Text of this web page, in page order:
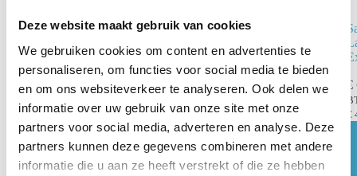
Deze website maakt gebruik van cookies
We gebruiken cookies om content en advertenties te
personaliseren, om functies voor social media te bieden
en om ons websiteverkeer te analyseren. Ook delen we
informatie over uw gebruik van onze site met onze
partners voor social media, adverteren en analyse. Deze
partners kunnen deze gegevens combineren met andere
informatie die u aan ze heeft verstrekt of die ze hebben
Membraampomp
voor Ninja Pro
€84,64 incl. BTW
€ 69,95excl. BTW
Toevoegen
winkelwagen
€
€